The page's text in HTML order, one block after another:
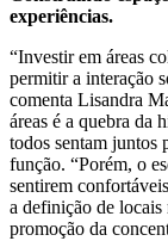
experiências.
“Investir em áreas
permitir a interação
comenta Lisandra
áreas é a quebra da
todos sentam juntos
função. “Porém, o
sentirem
a definição de
promoção da